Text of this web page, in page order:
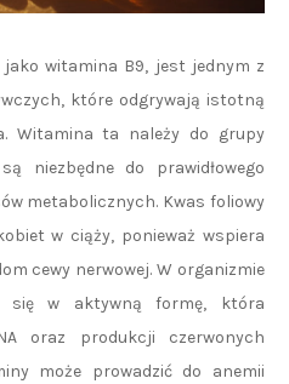
jako witamina B9, jest jednym z
które odgrywają istotną
Witamina ta należy do grupy
niezbędne do prawidłowego
metabolicznych. Kwas foliowy
w ciąży, ponieważ wspiera
cewy nerwowej. W organizmie
się w aktywną formę, która
oraz produkcji czerwonych
może prowadzić do anemii